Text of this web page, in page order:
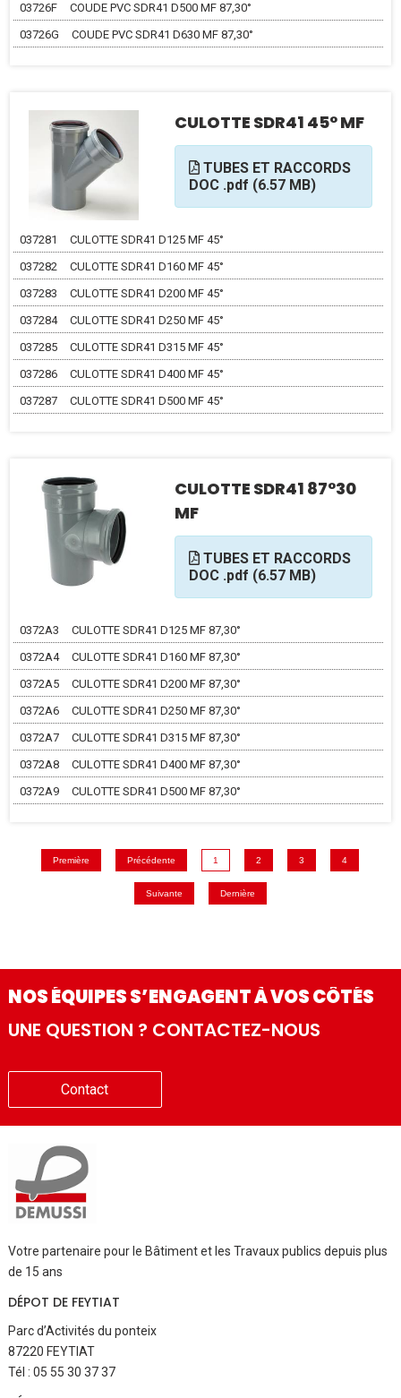
03726F
COUDE PVC SDR41 D500 MF 87,30°
03726G
COUDE PVC SDR41 D630 MF 87,30°
CULOTTE SDR41 45° MF
TUBES ET RACCORDS
DOC .pdf (6.57 MB)
037281
CULOTTE SDR41 D125 MF 45°
037282
CULOTTE SDR41 D160 MF 45°
037283
CULOTTE SDR41 D200 MF 45°
037284
CULOTTE SDR41 D250 MF 45°
037285
CULOTTE SDR41 D315 MF 45°
037286
CULOTTE SDR41 D400 MF 45°
037287
CULOTTE SDR41 D500 MF 45°
CULOTTE SDR41 87°30
MF
TUBES ET RACCORDS
DOC .pdf (6.57 MB)
0372A3
CULOTTE SDR41 D125 MF 87,30°
0372A4
CULOTTE SDR41 D160 MF 87,30°
0372A5
CULOTTE SDR41 D200 MF 87,30°
0372A6
CULOTTE SDR41 D250 MF 87,30°
0372A7
CULOTTE SDR41 D315 MF 87,30°
0372A8
CULOTTE SDR41 D400 MF 87,30°
0372A9
CULOTTE SDR41 D500 MF 87,30°
Première Précédente 1 2 3 4
Suivante Dernière
NOS ÉQUIPES S’ENGAGENT À VOS CÔTÉS
UNE QUESTION ? CONTACTEZ-NOUS
Contact
Votre partenaire pour le Bâtiment et les Travaux publics depuis plus
de 15 ans
DÉPOT DE FEYTIAT
Parc d’Activités du ponteix
87220 FEYTIAT
Tél : 05 55 30 37 37